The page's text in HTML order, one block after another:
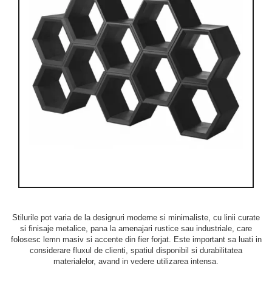
Stilurile pot varia de la designuri moderne si minimaliste, cu linii curate
si finisaje metalice, pana la amenajari rustice sau industriale, care
folosesc lemn masiv si accente din fier forjat. Este important sa luati in
considerare fluxul de clienti, spatiul disponibil si durabilitatea
materialelor, avand in vedere utilizarea intensa.